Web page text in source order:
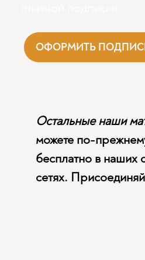
ОФОРМИТЬ
Остальные наши
можете по-
бесплатно в наших
сетях.